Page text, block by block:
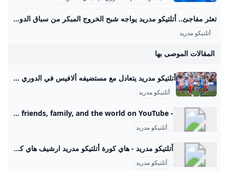
تعثر مفاجئ.. أتلتيكو مدريد يواجه شبح الخروج المبكر من سباق الدوري الإسباني – جريدة مانشيت يعيش أتلتيكو مدريد بداية هي الأسوأ له في الدوري الإسباني منذ سنوات، بعدما جمع نقطتين فقط من أصل تسع ممكنة، ليجد الفريق نفسه في موقف حرج ويواجه ضغوطًا متزايدة اقرأ أيضًا:تحذير ناري.. المقاولون العرب يكشف عن أزمة تهدد استكمال الدوري هذا الموسم أسباب تراجع أداء أتلتيكو مدريد المتشابكة بحسب تقرير نشرته صحيفة “آس” الإسبانية، يعاني الفريق الإسباني من عدة أزمات متشابكة أدت إلى هذا التراجع الملحوظ. هذه المشاكل لا تقتصر على جانب واحد، بل تشمل جوانب فنية وتكتيكية ومعنوية، مما أثر بشكل كبير على هوية الفريق داخل الملعب.
أتلتيكو مدريد
المقالات الموصى بها
أتلتيكو مدريد يتعادل مع مستضيفه ألافيس في الدوري الإسباني - S A N A – الوكالة العربية السورية للأنباء مدريد-سانا منذ يوم واحد منذ 45 دقيقة منذ 51 دقيقة منذ 60 دقيقة منذ ساعة واحدة اشترك في النشرة الإخبارية لدينا للحصول على أحدث مقالاتنا!
أتلتيكو مدريد
- YouTube Enjoy the videos and music you love, upload original content, and share it all with friends, family, and the world on YouTube.
أتلتيكو مدريد
أتلتيكو مدريد - هاي كورة أتلتيكو مدريد ارشيف هاي كورة - أتلتيكو مدريد
أتلتيكو مدريد